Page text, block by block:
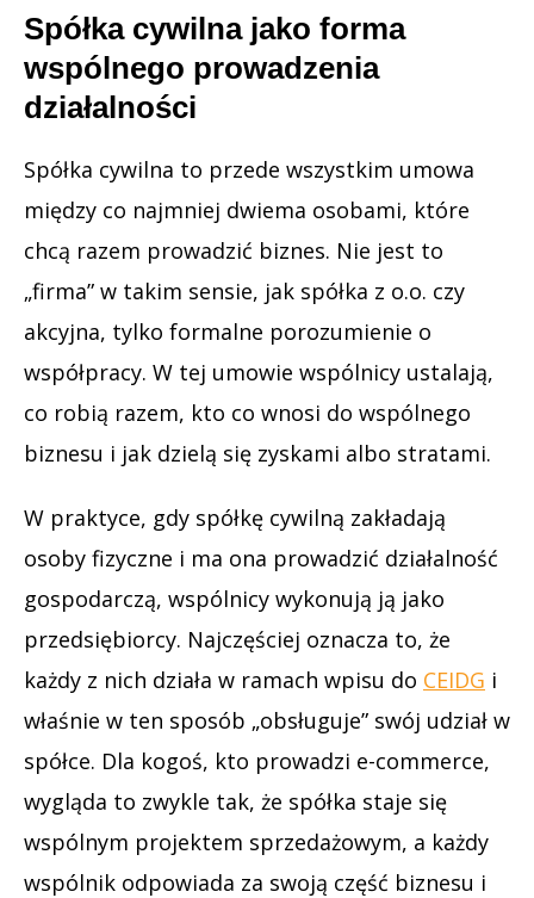
Spółka cywilna jako forma
wspólnego prowadzenia
działalności
Spółka cywilna to przede wszystkim umowa
między co najmniej dwiema osobami, które
chcą razem prowadzić biznes. Nie jest to
„firma” w takim sensie, jak spółka z o.o. czy
akcyjna, tylko formalne porozumienie o
współpracy. W tej umowie wspólnicy ustalają,
co robią razem, kto co wnosi do wspólnego
biznesu i jak dzielą się zyskami albo stratami.
W praktyce, gdy spółkę cywilną zakładają
osoby fizyczne i ma ona prowadzić działalność
gospodarczą, wspólnicy wykonują ją jako
przedsiębiorcy. Najczęściej oznacza to, że
każdy z nich działa w ramach wpisu do CEIDG i
właśnie w ten sposób „obsługuje” swój udział w
spółce. Dla kogoś, kto prowadzi e-commerce,
wygląda to zwykle tak, że spółka staje się
wspólnym projektem sprzedażowym, a każdy
wspólnik odpowiada za swoją część biznesu i